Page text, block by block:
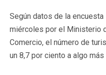
Según datos de la
miércoles por el Ministerio
Comercio, el número de
un 8,7 por ciento a algo